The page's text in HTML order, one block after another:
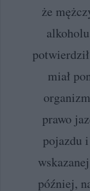
że
miał
prawo
pojazdu
później,